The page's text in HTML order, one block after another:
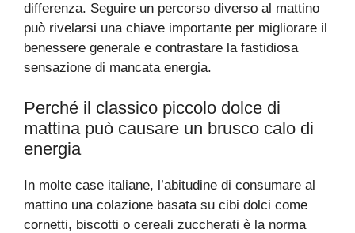
differenza. Seguire un percorso diverso al mattino
può rivelarsi una chiave importante per migliorare il
benessere generale e contrastare la fastidiosa
sensazione di mancata energia.
Perché il classico piccolo dolce di
mattina può causare un brusco calo di
energia
In molte case italiane, l’abitudine di consumare al
mattino una colazione basata su cibi dolci come
cornetti, biscotti o cereali zuccherati è la norma